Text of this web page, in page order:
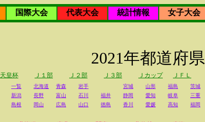
国際大会 代表大会 統計情報 女子大会
2021年都道府
天皇杯 Ｊ１部 Ｊ２部 Ｊ３部 Ｊカップ ＪＦＬ
一覧 北海道 青森 岩手 宮城 山形 福島 茨城
新潟
長野 富山 石川 福井 静岡 愛知 岐阜 三重
島根
岡山 広島 山口 徳島 香川 愛媛 高知 福岡